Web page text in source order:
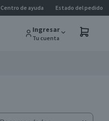
Centro de ayuda Estado del pedido
Ingresar
Tu cuenta